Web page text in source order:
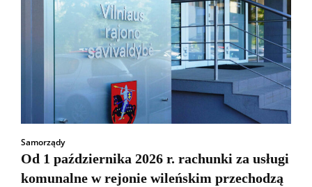
Samorządy
Od 1 października 2026 r. rachunki za usługi
komunalne w rejonie wileńskim przechodzą